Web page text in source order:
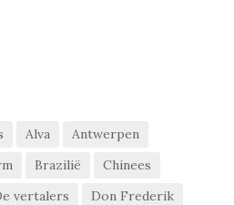
Alva
Antwerpen
Brazilië
Chinees
vertalers
Don Frederik